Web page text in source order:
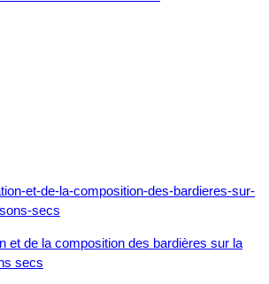
et de la composition des bardières sur la
secs